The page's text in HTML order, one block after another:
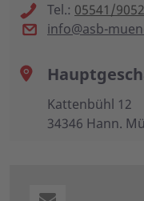
Tel.: 05541/
info@asb-
Kattenbühl 12
34346 Hann.